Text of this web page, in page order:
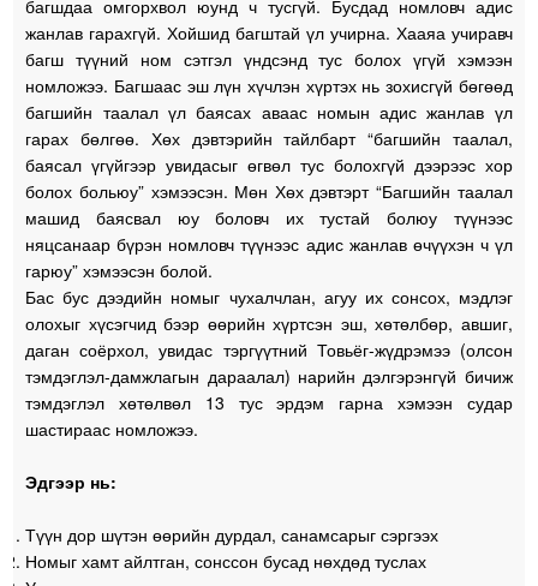
багшдаа омгорхвол юунд ч тусгүй. Бусдад номловч адис
жанлав гарахгүй. Хойшид багштай үл учирна. Хааяа учиравч
багш түүний ном сэтгэл үндсэнд тус болох үгүй хэмээн
номложээ. Багшаас эш лүн хүчлэн хүртэх нь зохисгүй бөгөөд
багшийн таалал үл баясах аваас номын адис жанлав үл
гарах бөлгөө. Хөх дэвтэрийн тайлбарт “багшийн таалал,
баясал үгүйгээр увидасыг өгвөл тус болохгүй дээрээс хор
болох больюу” хэмээсэн. Мөн Хөх дэвтэрт “Багшийн таалал
машид баясвал юу боловч их тустай болюу түүнээс
няцсанаар бүрэн номловч түүнээс адис жанлав өчүүхэн ч үл
гарюу” хэмээсэн болой.
Бас бус дээдийн номыг чухалчлан, агуу их сонсох, мэдлэг
олохыг хүсэгчид бээр өөрийн хүртсэн эш, хөтөлбөр, авшиг,
даган соёрхол, увидас тэргүүтний Товьёг-жүдрэмээ (олсон
тэмдэглэл-дамжлагын дараалал) нарийн дэлгэрэнгүй бичиж
тэмдэглэл хөтөлвөл 13 тус эрдэм гарна хэмээн судар
шастираас номложээ.
Эдгээр нь:
Түүн дор шүтэн өөрийн дурдал, санамсарыг сэргээх
Номыг хамт айлтган, сонссон бусад нөхдөд туслах